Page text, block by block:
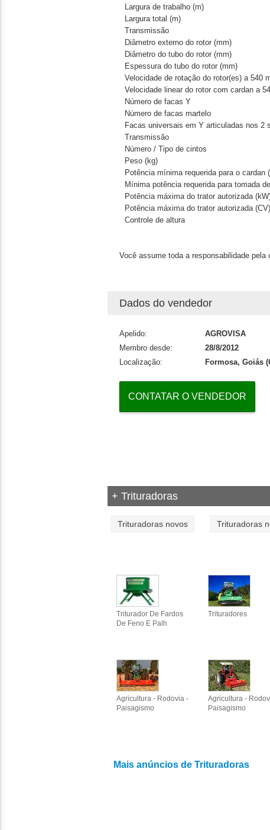
Largura de trabalho (m)
Largura total (m)
Transmissão
Diâmetro externo do rotor (mm)
Diâmetro do tubo do rotor (mm)
Espessura do tubo do rotor (mm)
Velocidade de rotação do rotor(es) a 540
Velocidade linear do rotor com cardan a
Número de facas Y
Número de facas martelo
Facas universais em Y articuladas nos 2
Transmissão
Número / Tipo de cintos
Peso (kg)
Potência mínima requerida para o cardan
Mínima potência requerida para tomada
Potência máxima do trator autorizada
Potência máxima do trator autorizada (CV)
Controle de altura
Você assume toda a responsabilidade
Dados do vendedor
Apelido:
AGROVISA
Membro desde:
28/8/2012
Localização:
Formosa, Goiás
CONTATAR O VENDEDOR
+ Trituradoras
Trituradoras novos Trituradoras
Triturador De Fardos
De Feno E Palh
Trituradores
Agricultura - Rodovia -
Paisagismo
Agricultura -
Paisagismo
Mais anúncios de Trituradoras